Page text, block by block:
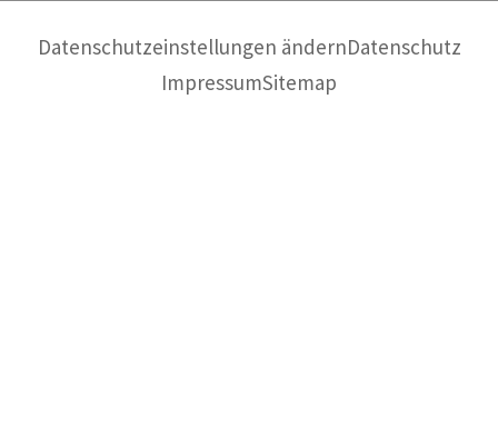
Datenschutzeinstellungen ändernDatenschutz
ImpressumSitemap